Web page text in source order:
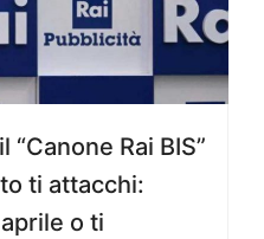
“Canone Rai BIS”
ti attacchi:
o ti